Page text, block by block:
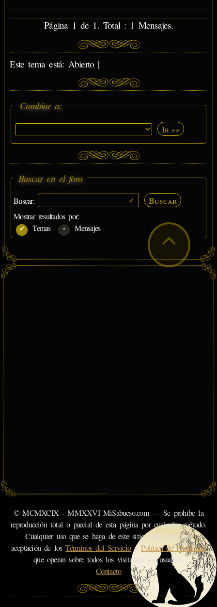
Página 1 de 1. Total : 1 Mensajes.
Este tema está: Abierto |
Cambiar a:
Ir »»
Buscar en el foro
Buscar: Buscar
Mostrar resultados por:
Temas
Mensajes
© MCMXCIX - MMXXVI MiSabueso.com — Se prohíbe la
reproducción total o parcial de esta página por cualquier método.
Cualquier uso que se haga de este sitio web constituye
aceptación de losTérminos del ServicioyPolítica de Privacidad
que operan sobre todos los visitantes y/o usuarios.
Contacto